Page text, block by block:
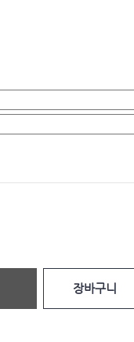
장바구니